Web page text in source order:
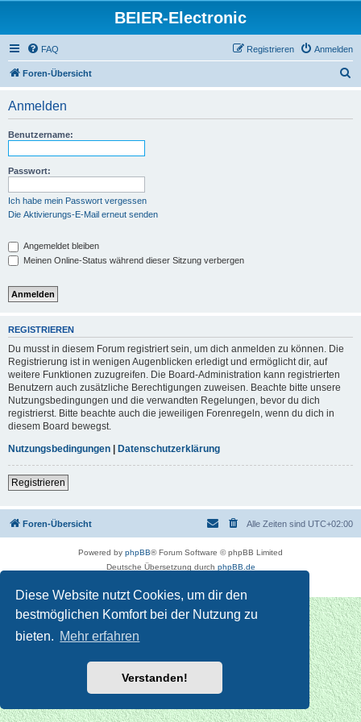
Diese Website nutzt Cookies, um dir den
bestmöglichen Komfort bei der Nutzung zu
bieten. Mehr erfahren
Verstanden!
BEIER-Electronic
FAQ Anmelden
Registrieren
Foren-Übersicht
Anmelden
Benutzername:
Passwort:
Ich habe mein Passwort vergessen
Die Aktivierungs-E-Mail erneut senden
Angemeldet bleiben
Meinen Online-Status während dieser Sitzung verbergen
REGISTRIEREN
Du musst in diesem Forum registriert sein, um dich anmelden zu können. Die
Registrierung ist in wenigen Augenblicken erledigt und ermöglicht dir, auf
weitere Funktionen zuzugreifen. Die Board-Administration kann registrierten
Benutzern auch zusätzliche Berechtigungen zuweisen. Beachte bitte unsere
Nutzungsbedingungen und die verwandten Regelungen, bevor du dich
registrierst. Bitte beachte auch die jeweiligen Forenregeln, wenn du dich in
diesem Board bewegst.
Nutzungsbedingungen | Datenschutzerklärung
Registrieren
Foren-Übersicht Alle Zeiten sind UTC+02:00
Powered by phpBB® Forum Software © phpBB Limited
Deutsche Übersetzung durch phpBB.de